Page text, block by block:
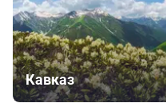
Кавказ